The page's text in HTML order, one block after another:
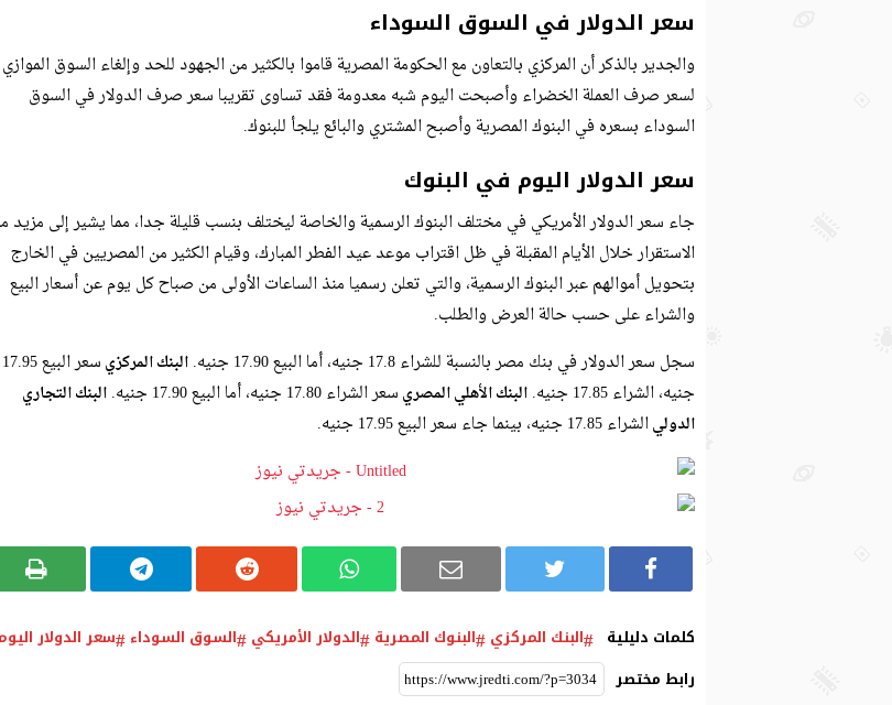
سعر الدولار في السوق السوداء
والجدير بالذكر أن المركزي بالتعاون مع الحكومة المصرية قاموا بالكثير من الجهود للحد وإلغاء السوق الموازي
لسعر صرف العملة الخضراء وأصبحت اليوم شبه معدومة فقد تساوى تقريبا سعر صرف الدولار في السوق
السوداء بسعره في البنوك المصرية وأصبح المشتري والبائع يلجأ للبنوك.
سعر الدولار اليوم في البنوك
جاء سعر الدولار الأمريكي في مختلف البنوك الرسمية والخاصة ليختلف بنسب قليلة جدا، مما يشير إلى مزيد
الاستقرار خلال الأيام المقبلة في ظل اقتراب موعد عيد الفطر المبارك، وقيام الكثير من المصريين في الخارج
بتحويل أموالهم عبر البنوك الرسمية، والتي تعلن رسميا منذ الساعات الأولى من صباح كل يوم عن أسعار البيع
والشراء على حسب حالة العرض والطلب.
سجل سعر الدولار في بنك مصر بالنسبة للشراء 17.8 جنيه، أما البيع 17.90 جنيه.
البنك المركزي
سعر البيع 17.95
جنيه، الشراء 17.85 جنيه.
البنك الأهلي المصري سعر الشراء 17.80 جنيه، أما البيع 17.90 جنيه.
البنك التجاري
الدوليالشراء 17.85 جنيه، بينما جاء سعر البيع 17.95 جنيه.
كلمات دليلية البنك المركزي البنوك المصرية الدولار الأمريكي السوق السوداء سعر الدولار
رابط مختصر